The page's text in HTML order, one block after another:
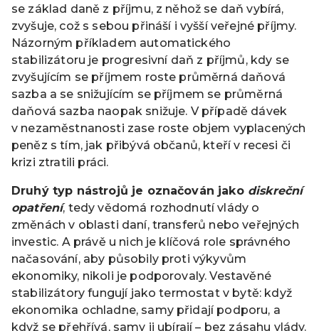
se základ daně z příjmu, z něhož se daň vybírá,
zvyšuje, což s sebou přináší i vyšší veřejné příjmy.
Názorným příkladem automatického
stabilizátoru je progresivní daň z příjmů, kdy se
zvyšujícím se příjmem roste průměrná daňová
sazba a se snižujícím se příjmem se průměrná
daňová sazba naopak snižuje. V případě dávek
v nezaměstnanosti zase roste objem vyplacených
peněz s tím, jak přibývá občanů, kteří v recesi či
krizi ztratili práci.
Druhý typ nástrojů je označován jako diskreční
opatření, tedy vědomá rozhodnutí vlády o
změnách v oblasti daní, transferů nebo veřejných
investic. A právě u nich je klíčová role správného
načasování, aby působily proti výkyvům
ekonomiky, nikoli je podporovaly. Vestavěné
stabilizátory fungují jako termostat v bytě: když
ekonomika ochladne, samy přidají podporu, a
když se přehřívá, samy ji ubírají – bez zásahu vlády.